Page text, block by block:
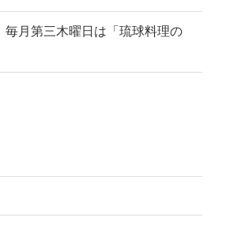
毎月第三木曜日は「琉球料理の